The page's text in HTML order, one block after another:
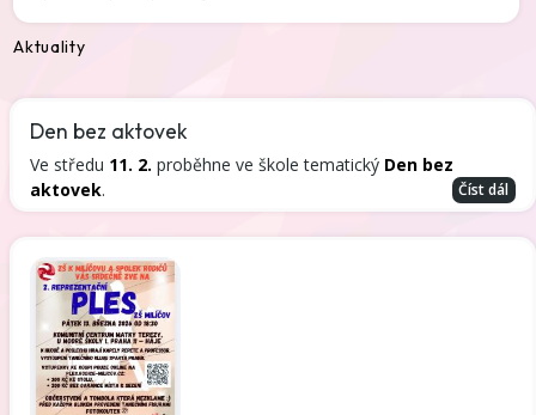
Aktuality
Den bez aktovek
Ve středu 11. 2. proběhne ve škole tematický Den bez
aktovek. Číst dál